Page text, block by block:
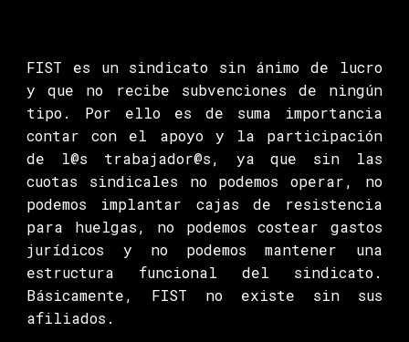
FIST es un sindicato sin ánimo de lucro
y que no recibe subvenciones de ningún
tipo. Por ello es de suma importancia
contar con el apoyo y la participación
de l@s trabajador@s, ya que sin las
cuotas sindicales no podemos operar, no
podemos implantar cajas de resistencia
para huelgas, no podemos costear gastos
jurídicos y no podemos mantener una
estructura funcional del sindicato.
Básicamente, FIST no existe sin sus
afiliados.